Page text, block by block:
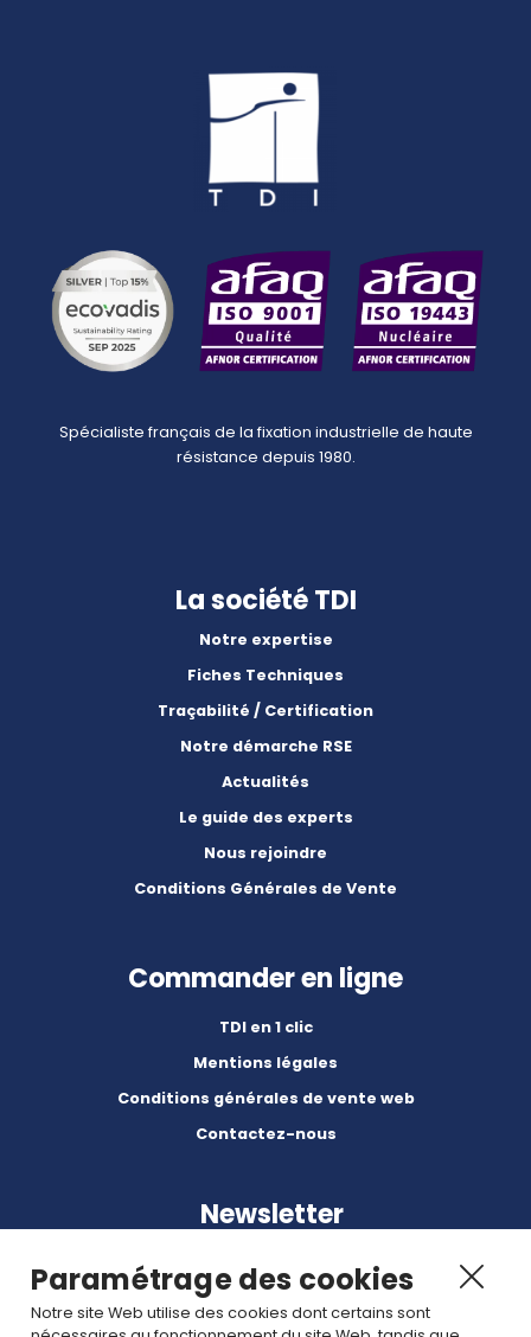
Spécialiste français de la fixation industrielle de haute
résistance depuis 1980.
La société TDI
Notre expertise
Fiches Techniques
Traçabilité / Certification
Notre démarche RSE
Actualités
Le guide des experts
Nous rejoindre
Conditions Générales de Vente
Commander en ligne
TDI en 1 clic
Mentions légales
Conditions générales de vente web
Contactez-nous
Newsletter
Paramétrage des cookies
Notre site Web utilise des cookies dont certains sont